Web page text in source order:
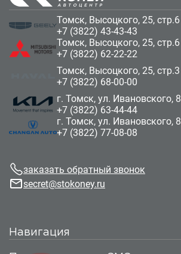
Томск, Высоцкого, 25, стр.6
+7 (3822) 43-43-43
Томск, Высоцкого, 25, стр.6
+7 (3822) 62-22-22
Томск, Высоцкого, 25, стр.3
+7 (3822) 68-00-00
г. Томск, ул. Ивановского,
+7 (3822) 63-44-44
г. Томск, ул. Ивановского,
+7 (3822) 77-08-08
заказать обратный звонок
secret@stokoney.ru
Навигация